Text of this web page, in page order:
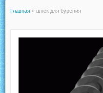
Главная » шнек для бурения